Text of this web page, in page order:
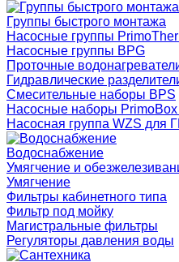
Группы быстрого монтажа
Насосные группы
Насосные группы BPG
Проточные
Гидравлические
Смесительные наборы BPS
Насосные наборы
Насосная группа WZS для
Водоснабжение
Умягчение и
Умягчение
Фильтры кабинетного типа
Фильтр под мойку
Магистральные фильтры
Регуляторы давления воды